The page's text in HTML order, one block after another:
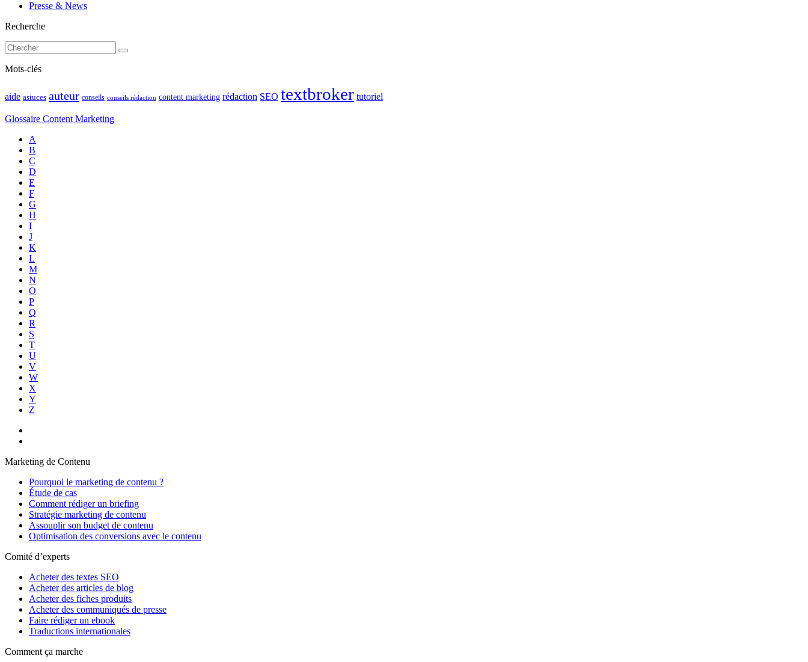
Presse & News
Recherche
Mots-clés
aide astuces auteur conseils conseils rédaction content marketing rédaction SEO textbroker tutoriel
Glossaire Content Marketing
A
B
C
D
E
F
G
H
I
J
K
L
M
N
O
P
Q
R
S
T
U
V
W
X
Y
Z
Marketing de Contenu
Pourquoi le marketing de contenu ?
Étude de cas
Comment rédiger un briefing
Stratégie marketing de contenu
Assouplir son budget de contenu
Optimisation des conversions avec le contenu
Comité d’experts
Acheter des textes SEO
Acheter des articles de blog
Acheter des fiches produits
Acheter des communiqués de presse
Faire rédiger un ebook
Traductions internationales
Comment ça marche